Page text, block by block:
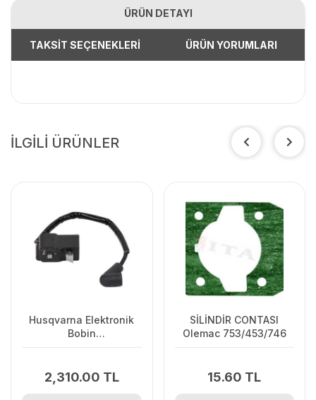
ÜRÜN DETAYI
TAKSİT SEÇENEKLERİ ÜRÜN YORUMLARI
İLGİLİ ÜRÜNLER
Husqvarna Elektronik
Bobin
2,310.00 TL
SİLİNDİR CONTASI
Olemac 753/453/746
15.60 TL